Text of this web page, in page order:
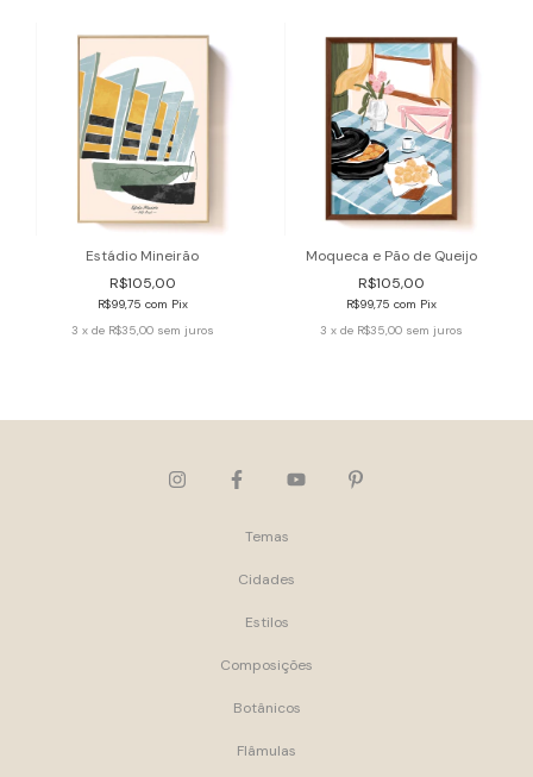
Estádio Mineirão
R$105,00
R$99,75 com Pix
3 x de R$35,00 sem juros
Moqueca e Pão de Queijo
R$105,00
R$99,75 com Pix
3 x de R$35,00 sem juros
Temas
Cidades
Estilos
Composições
Botânicos
Flâmulas